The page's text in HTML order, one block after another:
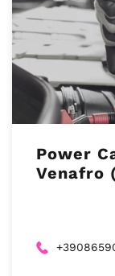
Power
Venafro